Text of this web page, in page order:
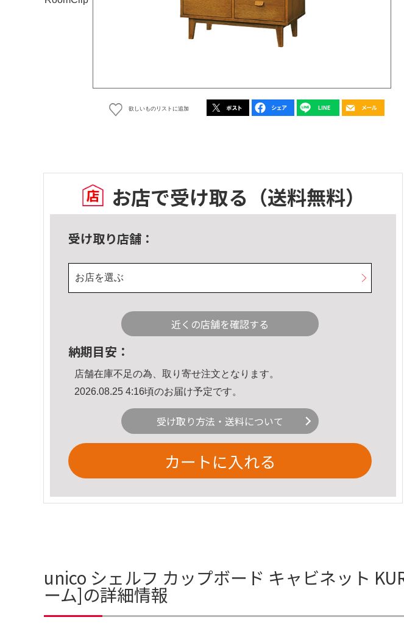
欲しいものリストに追加
お店で受け取る （送料無料）
受け取り店舗：
お店を選ぶ
近くの店舗を確認する
納期目安：
店舗在庫不足の為、取り寄せ注文となります。
2026.08.25 4:16頃のお届け予定です。
受け取り方法・送料について
カートに入れる
unico シェルフ カップボード キャビネット
ーム]の詳細情報